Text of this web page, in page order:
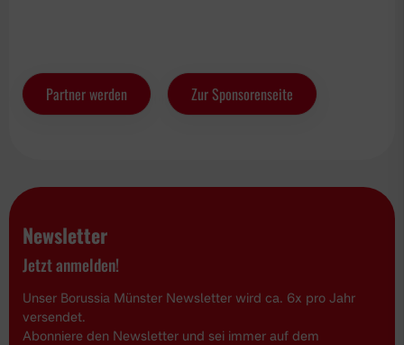
Partner werden Zur Sponsorenseite
Newsletter
Jetzt anmelden!
Unser Borussia Münster Newsletter wird ca. 6x pro Jahr
versendet.
Abonniere den Newsletter und sei immer auf dem